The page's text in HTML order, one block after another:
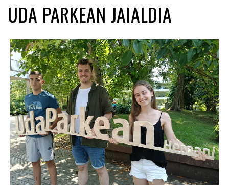
UDA PARKEAN JAIALDIA